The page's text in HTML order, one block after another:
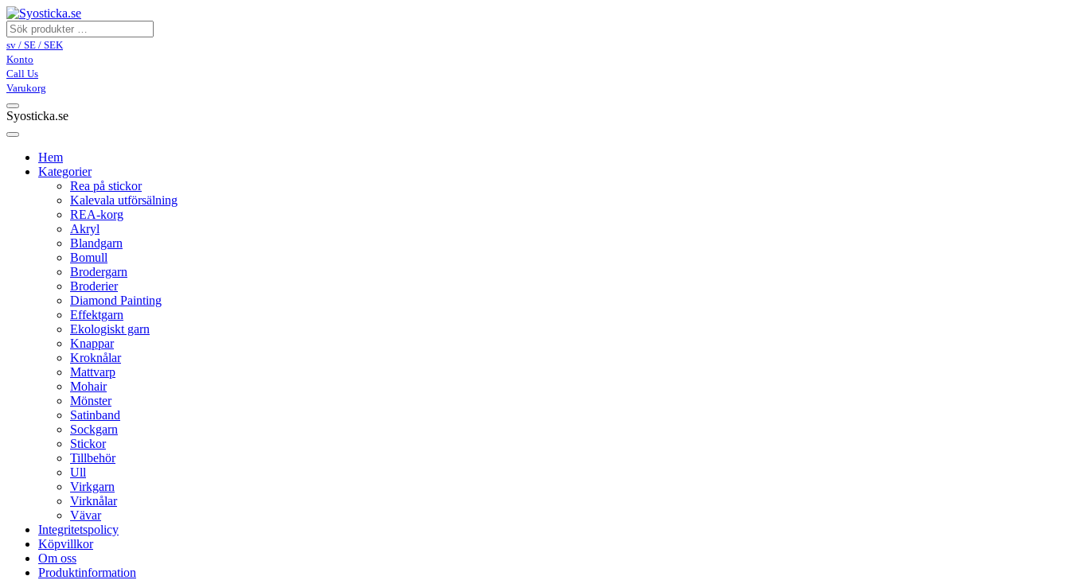
sv / SE / SEK
Konto
Call Us
Varukorg
Syosticka.se
Hem
Kategorier
Rea på stickor
Kalevala utförsälning
REA-korg
Akryl
Blandgarn
Bomull
Brodergarn
Broderier
Diamond Painting
Effektgarn
Ekologiskt garn
Knappar
Kroknålar
Mattvarp
Mohair
Mönster
Satinband
Sockgarn
Stickor
Tillbehör
Ull
Virkgarn
Virknålar
Vävar
Integritetspolicy
Köpvillkor
Om oss
Produktinformation